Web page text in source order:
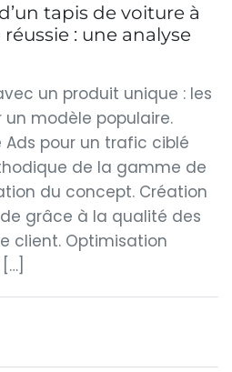
tapis de voiture à
: une analyse
un produit unique : les
modèle populaire.
Ads pour un trafic ciblé
de la gamme de
du concept. Création
grâce à la qualité des
client. Optimisation